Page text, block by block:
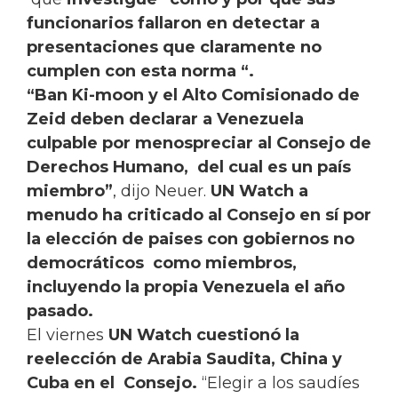
funcionarios fallaron en detectar a
presentaciones que claramente no
cumplen con esta norma “.
“Ban Ki-moon y el Alto Comisionado de
Zeid deben declarar a Venezuela
culpable por menospreciar al Consejo de
Derechos Humano, del cual es un país
miembro”, dijo Neuer. UN Watch a
menudo ha criticado al Consejo en sí por
la elección de paises con gobiernos no
democráticos como miembros,
incluyendo la propia Venezuela el año
pasado.
El viernes UN Watch cuestionó la
reelección de Arabia Saudita, China y
Cuba en el Consejo. “Elegir a los saudíes